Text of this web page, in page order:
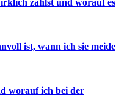
zahlst und worauf es
ist, wann ich sie meide
worauf ich bei der